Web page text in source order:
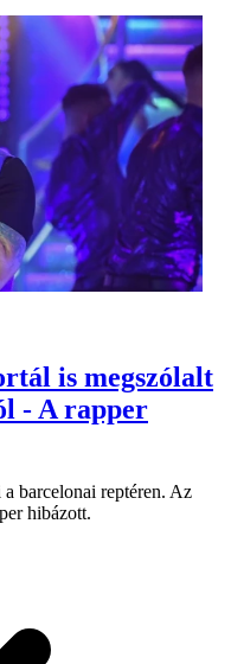
is megszólalt
- A rapper
barcelonai reptéren. Az
hibázott.